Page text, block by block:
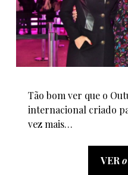
Tão bom ver que o
internacional criado
vez mais…
VER o